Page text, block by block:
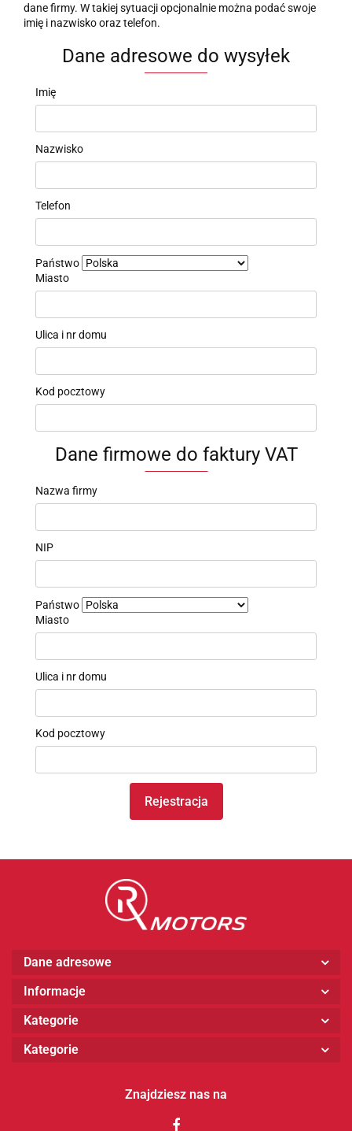
dane firmy. W takiej sytuacji opcjonalnie można podać swoje
imię i nazwisko oraz telefon.
Dane adresowe do wysyłek
Imię
Nazwisko
Telefon
Państwo
Miasto
Ulica i nr domu
Kod pocztowy
Dane firmowe do faktury VAT
Nazwa firmy
NIP
Państwo
Miasto
Ulica i nr domu
Kod pocztowy
Rejestracja
Dane adresowe
Informacje
Kategorie
Kategorie
Znajdziesz nas na